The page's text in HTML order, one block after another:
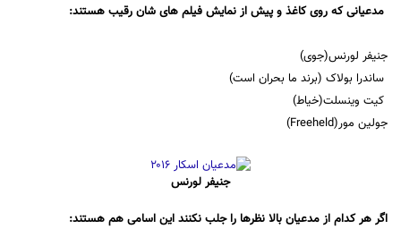
مدعیانی که روی کاغذ و پیش از نمایش فیلم های شان رقیب هستند:
جنیفر لورنس(جوی)
ساندرا بولاک (برند ما بحران است)
کیت وینسلت(خیاط)
جولین مور(Freeheld)
جنیفر لورنس
اگر هر کدام از مدعیان بالا نظرها را جلب نکنند این اسامی هم هستند: